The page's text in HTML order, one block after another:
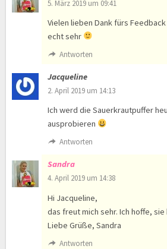
5. März 2019 um 09:41
Vielen lieben Dank fürs
echt sehr
Antworten
Jacqueline
2. April 2019 um 14:13
Ich werd die Sauerkrautpuffer
ausprobieren
Antworten
Sandra
4. April 2019 um 14:38
Hi Jacqueline,
das freut mich sehr. Ich hoffe,
Liebe Grüße, Sandra
Antworten